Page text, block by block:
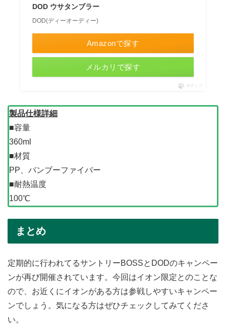
DOD ウサタンブラー
DOD(ディーオーディー)
Amazonで探す
メルカリで探す
ポチップ
製品仕様詳細
■容量
360ml
■材質
PP、バンブーファイバー
■耐熱温度
100℃
まとめ
定期的に行われてるサントリーBOSSとDODのキャンペー
ンが再び開催されています。今回はイオン限定とのことな
ので、お近くにイオンがある方は参戦しやすいキャンペー
ンでしょう。気になる方はぜひチェックしてみてくださ
い。